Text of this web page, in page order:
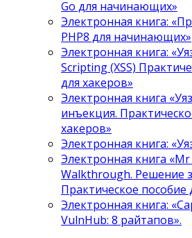
Go для начинающих»
Электронная книга:
PHP8 для начинающих»
Электронная книга:
Scripting (XSS)
для хакеров»
Электронная книга
инъекция.
хакеров»
Электронная книга:
Электронная книга «Mr
Walkthrough. Решение
Практическое пособие
Электронная книга:
VulnHub: 8 райтапов».